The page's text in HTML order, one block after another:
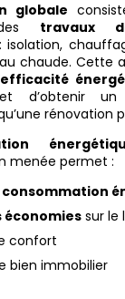
globale
travaux
: isolation,
chaude. Cette
d’obtenir
rénovation
menée permet :
consommation
économiessur le
confort
bien immobilier